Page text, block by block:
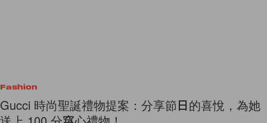
Fashion
Gucci 時尚聖誕禮物提案：分享節日的喜悅，為她